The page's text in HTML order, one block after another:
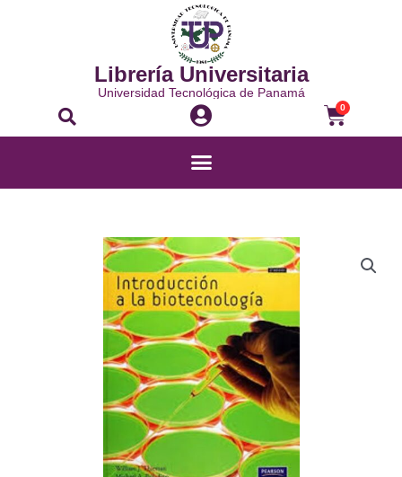
Librería Universitaria
Universidad Tecnológica de Panamá
Buscar 0
Carrito
Menú